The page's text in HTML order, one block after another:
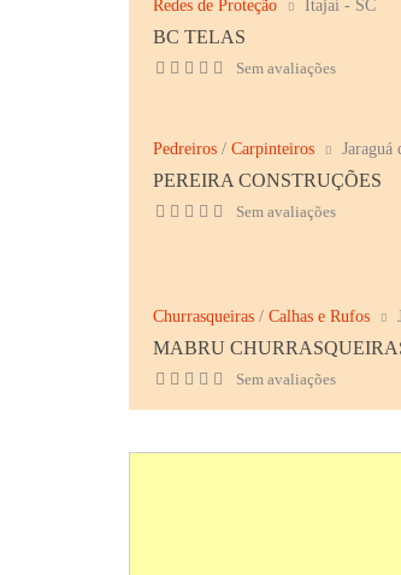
Redes de Proteção Itajaí - SC
BC TELAS
Sem avaliações
Pedreiros / Carpinteiros Jaraguá
PEREIRA CONSTRUÇÕES
Sem avaliações
Churrasqueiras / Calhas e Rufos
MABRU
Sem avaliações